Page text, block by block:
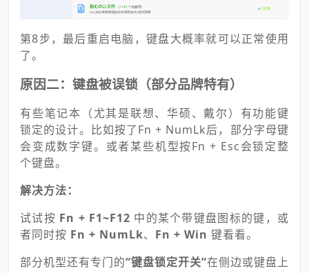
第8步，最后重启电脑，键盘大概率就可以正常使用
了。
原因二：键盘被误锁（部分品牌特有）
有些笔记本（尤其是联想、华硕、戴尔）有功能键
锁定的设计。比如按了Fn + NumLk后，部分字母键
会变成数字键。或者某些机型按Fn + Esc会锁定整
个键盘。
解决方法：
试试按 Fn + F1~F12 中的某个带键盘图标的键，或
者同时按 Fn + NumLk、 Fn + Win 键看看。
部分机型还有专门的“键盘锁定开关”在侧边或键盘上